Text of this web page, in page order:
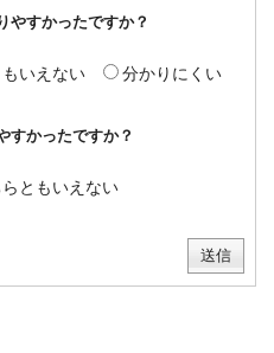
やすかったですか？
いえない
分かりにくい
すかったですか？
らともいえない